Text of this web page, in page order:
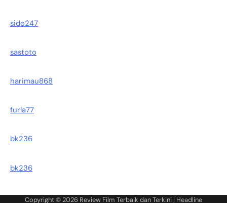
sido247
sastoto
harimau868
furla77
bk236
bk236
Copyright © 2026 Review Film Terbaik dan Terkini | Headline